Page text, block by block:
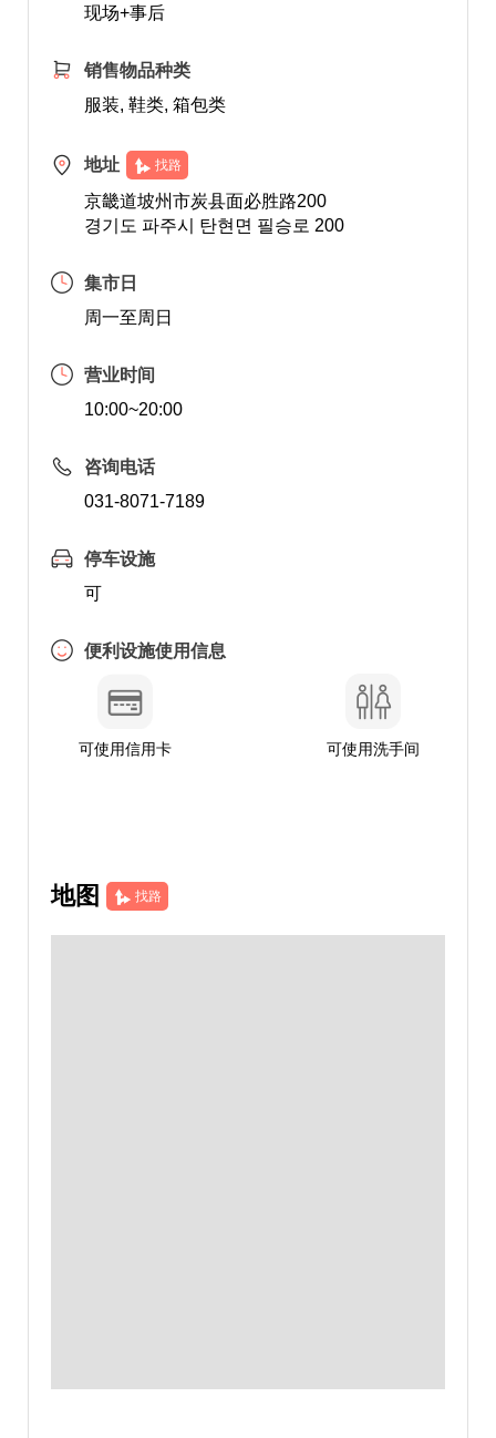
现场+事后
销售物品种类
服装, 鞋类, 箱包类
地址 找路
京畿道坡州市炭县面必胜路200
경기도 파주시 탄현면 필승로 200
集市日
周一至周日
营业时间
10:00~20:00
咨询电话
031-8071-7189
停车设施
可
便利设施使用信息
可使用信用卡 可使用洗手间
地图 找路